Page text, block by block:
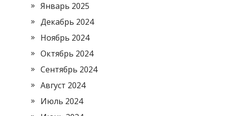
Январь 2025
Декабрь 2024
Ноябрь 2024
Октябрь 2024
Сентябрь 2024
Август 2024
Июль 2024